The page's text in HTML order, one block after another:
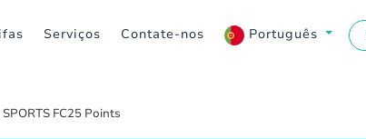
Serviços Contate-nos Português
SPORTS FC25 Points